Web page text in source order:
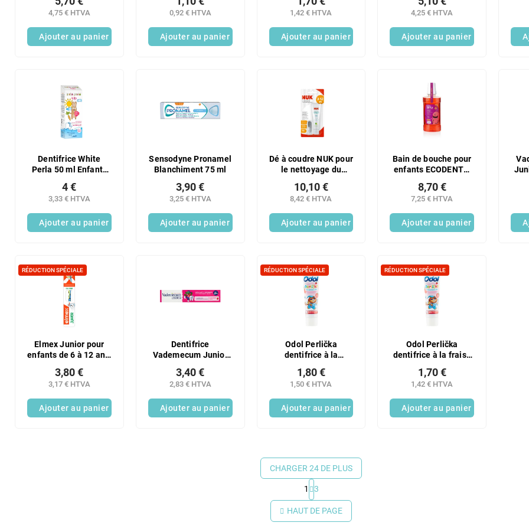
avec fibres ultra-
fines
4,75 € HTVA
Ajouter au panier
0,92 € HTVA
Ajouter au panier
1,42 € HTVA
Ajouter au panier
4,25 € HTVA
Ajouter au panier
Dentifrice White
Perla 50 ml Enfants
3,33 € HTVA
4 €
Ajouter au panier
Sensodyne Pronamel
Blanchiment 75 ml
3,25 € HTVA
3,90 €
Ajouter au panier
Dé à coudre NUK pour
le nettoyage du
enfants
8,42 € HTVA
10,10 €
Ajouter au panier
Bain de bouche pour
enfants ECODENTA,
7,25 € HTVA
8,70 €
Ajouter au panier
RÉDUCTION SPÉCIALE
Elmex Junior pour
enfants de 6 à 12 ans,
3,17 € HTVA
3,80 €
Ajouter au panier
Dentifrice
Vademecum Junior
2,83 € HTVA
3,40 €
Ajouter au panier
RÉDUCTION SPÉCIALE
Odol Perlička
dentifrice à la
1,50 € HTVA
1,80 €
Ajouter au panier
RÉDUCTION SPÉCIALE
Odol Perlička
dentifrice à la fraise
1,42 € HTVA
1,70 €
Ajouter au panier
C
o
n
CHARGER 24 DE PLUS
1 3
HAUT DE PAGE